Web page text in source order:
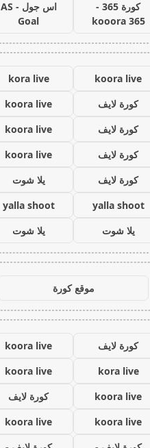
كورة 365 -
kooora 365
اس جول - AS
Goal
koora live
kora live
كورة لايف
koora live
كورة لايف
koora live
كورة لايف
koora live
كورة لايف
يلا شوت
yalla shoot
yalla shoot
يلا شوت
يلا شوت
موقع كورة
كورة لايف
koora live
kora live
koora live
koora live
كورة لايف
koora live
koora live